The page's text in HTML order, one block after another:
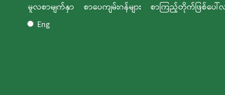
မူလစာမျက်နှာ စာပေကျမ်းဂန်များ
စာကြည့်တိုက်ဖြစ်ပေါ်
Eng